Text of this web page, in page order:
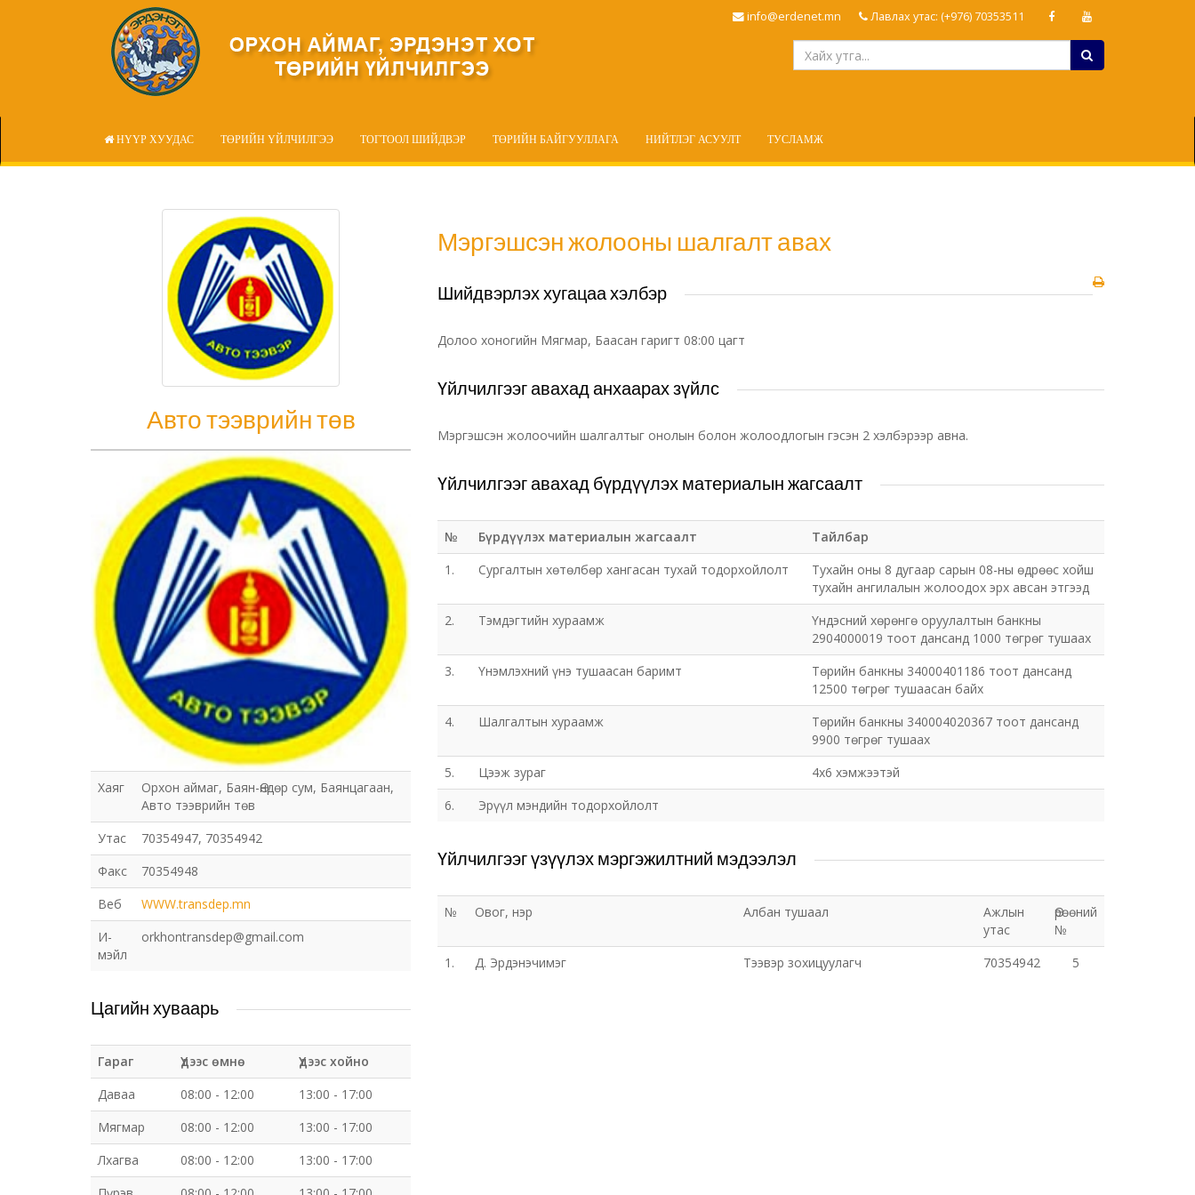
info@erdenet.mn Лавлах утас: (+976) 70353511
НҮҮР ХУУДАС ТӨРИЙН ҮЙЛЧИЛГЭЭ ТОГТООЛ ШИЙДВЭР ТӨРИЙН БАЙГУУЛЛАГА НИЙТЛЭГ АСУУЛТ ТУСЛАМЖ
Авто тээврийн төв
Хаяг
Орхон аймаг, Баян-Өндөр сум, Баянцагаан,
Авто тээврийн төв
Утас
70354947, 70354942
Факс
70354948
Веб
WWW.transdep.mn
И-
мэйл
orkhontransdep@gmail.com
Цагийн хуваарь
Гараг Үдээс өмнө
Үдээс хойно
Даваа
08:00 - 12:00
13:00 - 17:00
Мягмар
08:00 - 12:00
13:00 - 17:00
Лхагва
08:00 - 12:00
13:00 - 17:00
Мэргэшсэн жолооны шалгалт авах
Шийдвэрлэх хугацаа хэлбэр
Долоо хоногийн Мягмар, Баасан гаригт 08:00 цагт
Үйлчилгээг авахад анхаарах зүйлс
Мэргэшсэн жолоочийн шалгалтыг онолын болон жолоодлогын гэсэн 2 хэлбэрээр авна.
Үйлчилгээг авахад бүрдүүлэх материалын жагсаалт
№ Бүрдүүлэх материалын жагсаалт
Тайлбар
1.
Сургалтын хөтөлбөр хангасан тухай тодорхойлолт
Тухайн оны 8 дугаар сарын 08-ны өдрөөс хойш
тухайн ангилалын жолоодох эрх авсан этгээд
2.
Тэмдэгтийн хураамж
Үндэсний хөрөнгө оруулалтын банкны
2904000019 тоот дансанд 1000 төгрөг тушаах
3.
Үнэмлэхний үнэ тушаасан баримт
Төрийн банкны 34000401186 тоот дансанд
12500 төгрөг тушаасан байх
4.
Шалгалтын хураамж
Төрийн банкны 340004020367 тоот дансанд
9900 төгрөг тушаах
5.
Цээж зураг
4х6 хэмжээтэй
6.
Эрүүл мэндийн тодорхойлолт
Үйлчилгээг үзүүлэх мэргэжилтний мэдээлэл
№ Овог, нэр Албан тушаал
Ажлын
утас
Өрөөний
№
1.
Д. Эрдэнэчимэг Тээвэр зохицуулагч 70354942 5